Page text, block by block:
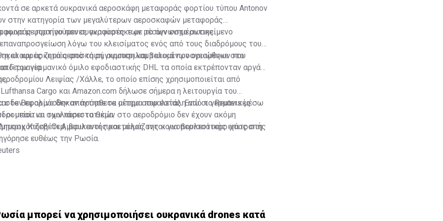
σε αρκετά ουκρανικά αεροσκάφη μεταφοράς φορτίου τύπου Antonov
στην κατηγορία των μεγαλύτερων αεροσκαφών μεταφοράς
με προηγούμενες αναφορές των μέσων ενημέρωσης.
φορτίου που συγκρούστηκε με το άγνωστο αντικείμενο
λόγω του κλεισίματος ενός από τους διαδρόμους του
ελαφρές ζημιές από τη σύγκρουση και τελικά προσγειώθηκε στο
Γερμανία.
και αρκετά αεροσκάφη, συμπεριλαμβανομένων ορισμένων που
τον γερμανικό όμιλο εφοδιαστικής DHL τα οποία εκτρέπονταν αργά
Λειψίας /Χάλλε, το οποίο επίσης χρησιμοποιείται από
Cargo και Amazon.com δήλωσε σήμερα η λειτουργία του
δεν εφαρμόσθηκαν πρόσθετα μέτρα ασφαλείας. Ενώ οι γερμανικές
οι υπαίτιοι των περιστατικών στο αεροδρόμιο δεν έχουν ακόμη
Κιζεβέτερ, βουλευτής και μέλος της κοινοβουλευτικής επιτροπής
ευθέως την Ρωσία.
στο Βερολίνο δεν απάντησε σε αίτημα που εστάλη από το Reuters μέσω
να σχολιάσει το θέμα.
Οι Αμερικανοί προετοιμάζονται για περισσότερο χάος στη
μπορεί να χρησιμοποιήσει ουκρανικά drones κατά